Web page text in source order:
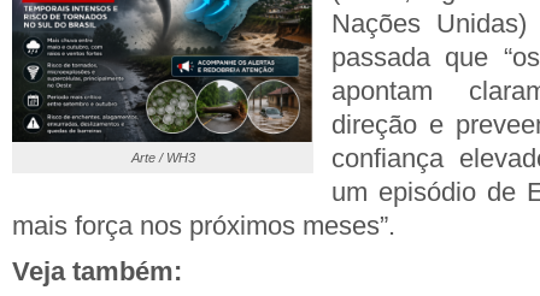
Arte / WH3
Nações
passada que
apontam
direção e
confiança
um episódio de
mais força nos próximos meses”.
Veja também: